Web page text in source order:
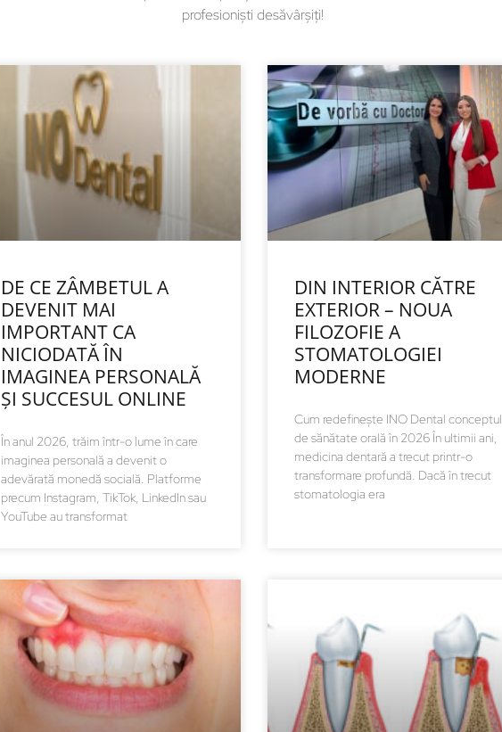
profesioniști desăvârșiți!
DE CE ZÂMBETUL A
DEVENIT MAI
IMPORTANT CA
NICIODATĂ ÎN
IMAGINEA PERSONALĂ
ȘI SUCCESUL ONLINE
În anul 2026, trăim într-o lume în care
imaginea personală a devenit o
adevărată monedă socială. Platforme
precum Instagram, TikTok, LinkedIn sau
YouTube au transformat
DIN INTERIOR CĂTRE
EXTERIOR – NOUA
FILOZOFIE A
STOMATOLOGIEI
MODERNE
Cum redefinește INO Dental conceptul
de sănătate orală în 2026 În ultimii ani,
medicina dentară a trecut printr-o
transformare profundă. Dacă în trecut
stomatologia era